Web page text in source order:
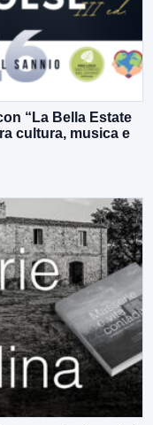
“La Bella Estate
cultura, musica e